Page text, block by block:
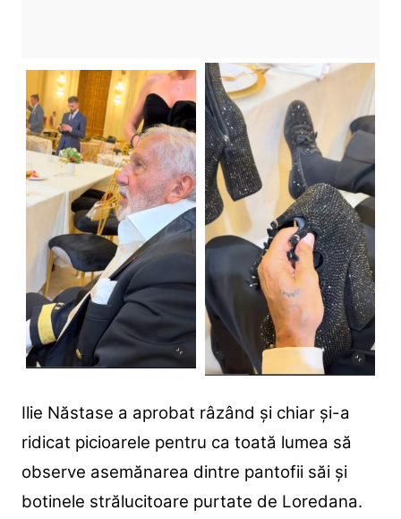
Ilie Năstase a aprobat râzând și chiar și-a
ridicat picioarele pentru ca toată lumea să
observe asemănarea dintre pantofii săi și
botinele strălucitoare purtate de Loredana.